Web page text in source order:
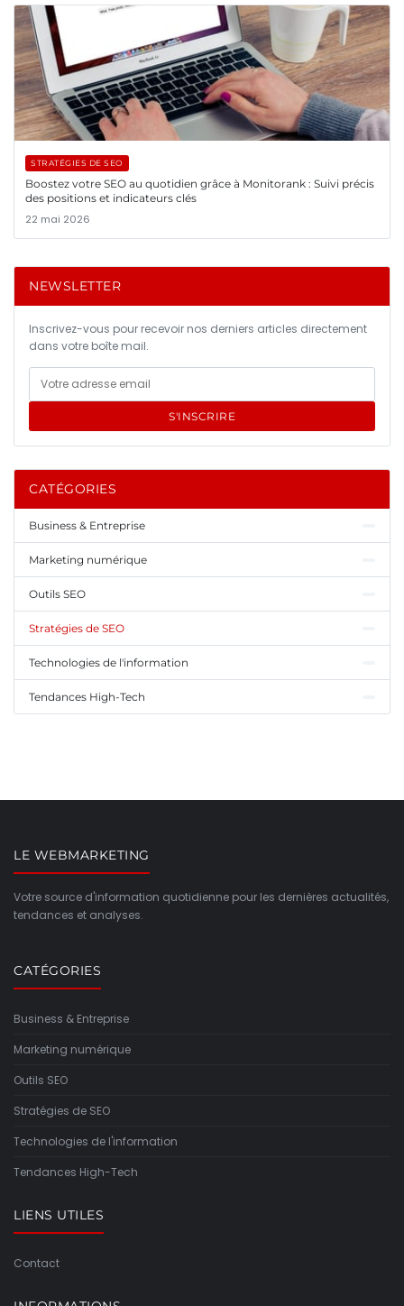
STRATÉGIES DE SEO
Boostez votre SEO au quotidien grâce à Monitorank : Suivi précis
des positions et indicateurs clés
22 mai 2026
NEWSLETTER
Inscrivez-vous pour recevoir nos derniers articles directement
dans votre boîte mail.
S'INSCRIRE
CATÉGORIES
Business & Entreprise
Marketing numérique
Outils SEO
Stratégies de SEO
Technologies de l'information
Tendances High-Tech
LE WEBMARKETING
Votre source d'information quotidienne pour les dernières actualités,
tendances et analyses.
CATÉGORIES
Business & Entreprise
Marketing numérique
Outils SEO
Stratégies de SEO
Technologies de l'information
Tendances High-Tech
LIENS UTILES
Contact